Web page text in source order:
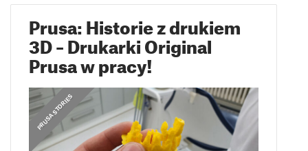
Prusa: Historie z drukiem
3D – Drukarki Original
Prusa w pracy!
CO O NAS MÓWIĄ
,
PRUSA STORIES